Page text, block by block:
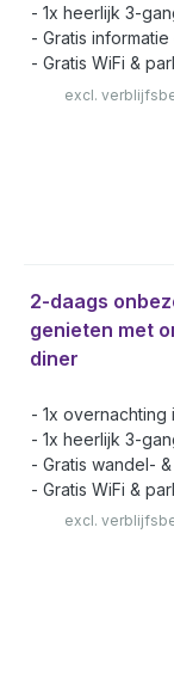
1x heerlijk 3-
Gratis
Gratis WiFi &
excl.
2-daags
genieten met
diner
1x
1x heerlijk 3-
Gratis wandel-
Gratis WiFi &
excl.